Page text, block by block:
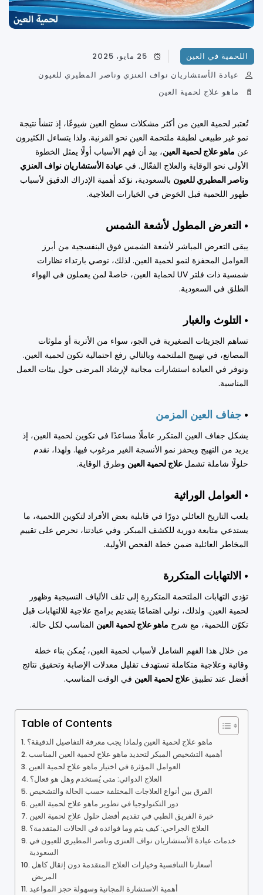
اللحمية في العين
25 مايو، 2025
عيادة الأستشاريان نواف العنزي وناصر المطيري للعيون
ماهو علاج لحمية العين
تُعتبر لحمية العين من أكثر مشكلات سطح العين شيوعًا، إذ تنشأ نتيجة
نمو غير طبيعي لطبقة ملتحمة العين نحو القرنية. ولذا يتساءل الكثيرون
عن ماهو علاج لحمية العين، بيد أن فهم الأسباب أولًا يمثل الخطوة
الأولى نحو الوقاية والعلاج الفعّال. في عيادة الأستشاريان نواف العنزي
وناصر المطيري للعيون بالسعودية، نؤكد أهمية الإدراك الدقيق لأسباب
ظهور اللحمية قبل الخوض في الخيارات العلاجية.
• التعرض المطول لأشعة الشمس
يبقى التعرض المباشر لأشعة الشمس فوق البنفسجية من أبرز
العوامل المحفزة لنمو لحمية العين. لذلك، نوصي بارتداء نظارات
شمسية ذات فلتر UV لحماية العين، خاصةً لمن يعملون في الهواء
الطلق في السعودية.
• التلوث والغبار
تساهم الجزيئات الصغيرية في الجو، سواء من الأتربة أو ملوثات
المصانع، في تهييج الملتحمة وبالتالي رفع احتمالية تكون لحمية العين.
ونوفر في العيادة استشارات مجانية لإرشاد المرضى حول بيئات العمل
المناسبة.
• جفاف العين المزمن
يشكل جفاف العين المتكرر عاملًا مساعدًا في تكوين لحمية العين، إذ
يزيد من التهيج ويحفز نمو الأنسجة الغير مرغوب فيها. ولهذا، نقدم
حلولًا شاملة تشمل علاج لحمية العين وطرق الوقاية.
• العوامل الوراثية
يلعب التاريخ العائلي دورًا في قابلية بعض الأفراد لتكوين اللحمية، ما
يستدعي متابعة دورية للكشف المبكر. وفي عيادتنا، نحرص على تقييم
المخاطر العائلية ضمن خطة الفحص الأولية.
• الالتهابات المتكررة
تؤدي التهابات الملتحمة المتكررة إلى تلف الألياف النسيجية وظهور
لحمية العين. ولذلك، نولي اهتمامًا بتقديم برامج علاجية للالتهابات قبل
تكوّن اللحمية، مع شرح ماهو علاج لحمية العين المناسب لكل حالة.
من خلال هذا الفهم الشامل لأسباب لحمية العين، يُمكن بناء خطة
وقائية وعلاجية متكاملة تستهدف تقليل معدلات الإصابة وتحقيق نتائج
أفضل عند تطبيق علاج لحمية العين في الوقت المناسب.
Table of Contents
ماهو علاج لحمية العين ولماذا يجب معرفة التفاصيل الدقيقة؟
أهمية التشخيص المبكر لتحديد ماهو علاج لحمية العين المناسب
العوامل المؤثرة في اختيار ماهو علاج لحمية العين
العلاج الدوائي: متى يُستخدم وهل هو فعال؟
الفرق بين أنواع العلاجات المختلفة حسب الحالة والتشخيص
دور التكنولوجيا في تطوير ماهو علاج لحمية العين
خبرة الفريق الطبي في تقديم أفضل حلول علاج لحمية العين
العلاج الجراحي: كيف يتم وما فوائده في الحالات المتقدمة؟
خدمات عيادة الأستشاريان نواف العنزي وناصر المطيري للعيون في
السعودية
أسعارنا التنافسية وخيارات العلاج المتقدمة دون إثقال كاهل
المريض
أهمية الاستشارة المجانية وسهولة حجز المواعيد